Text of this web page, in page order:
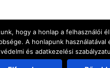
hogy a honlap a felhasználói
A honlapunk
és adatkezelési